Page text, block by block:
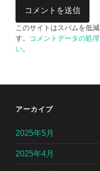
このサイトはスパムを低
す。
コメントデータの処
い。
アーカイブ
2025年5月
2025年4月